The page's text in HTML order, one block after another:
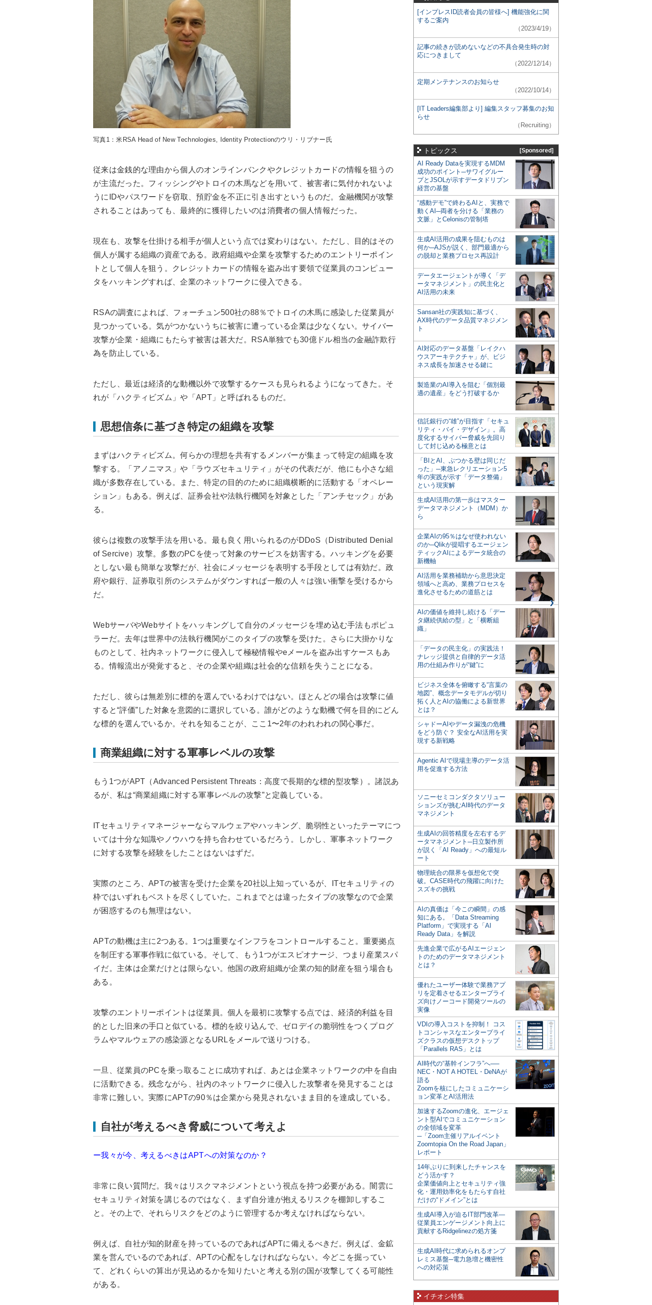
写真1：米RSA Head of New Technologies, Identity Protectionのウリ・リブナー氏
従来は金銭的な理由から個人のオンラインバンクやクレジットカードの情報を狙うの
が主流だった。フィッシングやトロイの木馬などを用いて、被害者に気付かれないよ
うにIDやパスワードを窃取、預貯金を不正に引き出すというものだ。金融機関が攻撃
されることはあっても、最終的に獲得したいのは消費者の個人情報だった。
現在も、攻撃を仕掛ける相手が個人という点では変わりはない。ただし、目的はその
個人が属する組織の資産である。政府組織や企業を攻撃するためのエントリーポイン
トとして個人を狙う。クレジットカードの情報を盗み出す要領で従業員のコンピュー
タをハッキングすれば、企業のネットワークに侵入できる。
RSAの調査によれば、フォーチュン500社の88％でトロイの木馬に感染した従業員が
見つかっている。気がつかないうちに被害に遭っている企業は少なくない。サイバー
攻撃が企業・組織にもたらす被害は甚大だ。RSA単独でも30億ドル相当の金融詐欺行
為を防止している。
ただし、最近は経済的な動機以外で攻撃するケースも見られるようになってきた。そ
れが「ハクティビズム」や「APT」と呼ばれるものだ。
思想信条に基づき特定の組織を攻撃
まずはハクティビズム。何らかの理想を共有するメンバーが集まって特定の組織を攻
撃する。「アノニマス」や「ラウズセキュリティ」がその代表だが、他にも小さな組
織が多数存在している。また、特定の目的のために組織横断的に活動する「オペレー
ション」もある。例えば、証券会社や法執行機関を対象とした「アンチセック」があ
る。
彼らは複数の攻撃手法を用いる。最も良く用いられるのがDDoS（Distributed Denial
of Sercive）攻撃。多数のPCを使って対象のサービスを妨害する。ハッキングを必要
としない最も簡単な攻撃だが、社会にメッセージを表明する手段としては有効だ。政
府や銀行、証券取引所のシステムがダウンすれば一般の人々は強い衝撃を受けるから
だ。
WebサーバやWebサイトをハッキングして自分のメッセージを埋め込む手法もポピュ
ラーだ。去年は世界中の法執行機関がこのタイプの攻撃を受けた。さらに大掛かりな
ものとして、社内ネットワークに侵入して極秘情報やeメールを盗み出すケースもあ
る。情報流出が発覚すると、その企業や組織は社会的な信頼を失うことになる。
ただし、彼らは無差別に標的を選んでいるわけではない。ほとんどの場合は攻撃に値
すると“評価”した対象を意図的に選択している。誰がどのような動機で何を目的にどん
な標的を選んでいるか。それを知ることが、ここ1〜2年のわれわれの関心事だ。
商業組織に対する軍事レベルの攻撃
もう1つがAPT（Advanced Persistent Threats：高度で長期的な標的型攻撃）。諸説あ
るが、私は“商業組織に対する軍事レベルの攻撃”と定義している。
ITセキュリティマネージャーならマルウェアやハッキング、脆弱性といったテーマにつ
いては十分な知識やノウハウを持ち合わせているだろう。しかし、軍事ネットワーク
に対する攻撃を経験をしたことはないはずだ。
実際のところ、APTの被害を受けた企業を20社以上知っているが、ITセキュリティの
枠ではいずれもベストを尽くしていた。これまでとは違ったタイプの攻撃なので企業
が困惑するのも無理はない。
APTの動機は主に2つある。1つは重要なインフラをコントロールすること。重要拠点
を制圧する軍事作戦に似ている。そして、もう1つがエスピオナージ、つまり産業スパ
イだ。主体は企業だけとは限らない。他国の政府組織が企業の知的財産を狙う場合も
ある。
攻撃のエントリーポイントは従業員。個人を最初に攻撃する点では、経済的利益を目
的とした旧来の手口と似ている。標的を絞り込んで、ゼロデイの脆弱性をつくプログ
ラムやマルウェアの感染源となるURLをメールで送りつける。
一旦、従業員のPCを乗っ取ることに成功すれば、あとは企業ネットワークの中を自由
に活動できる。残念ながら、社内のネットワークに侵入した攻撃者を発見することは
非常に難しい。実際にAPTの90％は企業から発見されないまま目的を達成している。
自社が考えるべき脅威について考えよ
ー我々が今、考えるべきはAPTへの対策なのか？
非常に良い質問だ。我々はリスクマネジメントという視点を持つ必要がある。闇雲に
セキュリティ対策を講じるのではなく、まず自分達が抱えるリスクを棚卸しするこ
と。その上で、それらリスクをどのように管理するか考えなければならない。
例えば、自社が知的財産を持っているのであればAPTに備えるべきだ。例えば、金鉱
業を営んでいるのであれば、APTの心配をしなければならない。今どこを掘ってい
て、どれくらいの算出が見込めるかを知りたいと考える別の国が攻撃してくる可能性
がある。
[インプレスID読者会員の皆様へ] 機能強化に関
するご案内
（2023/4/19）
記事の続きが読めないなどの不具合発生時の対
応につきまして
（2022/12/14）
定期メンテナンスのお知らせ
（2022/10/14）
[IT Leaders編集部より] 編集スタッフ募集のお知
らせ
（Recruiting）
トピックス [Sponsored]
AI Ready Dataを実現するMDM
成功のポイント─サワイグルー
プとJSOLが示すデータドリブン
経営の基盤
“感動デモ”で終わるAIと、実務で
動くAI─両者を分ける「業務の
文脈」とCelonisの管制塔
生成AI活用の成果を阻むものは
何か─AJSが説く、部門最適から
の脱却と業務プロセス再設計
データエージェントが導く「デ
ータマネジメント」の民主化と
AI活用の未来
Sansan社の実践知に基づく、
AX時代のデータ品質マネジメン
ト
AI対応のデータ基盤「レイクハ
ウスアーキテクチャ」が、ビジ
ネス成長を加速させる鍵に
製造業のAI導入を阻む「個別最
適の遺産」をどう打破するか
信託銀行の“雄”が目指す「セキュ
リティ・バイ・デザイン」。高
度化するサイバー脅威を先回り
して封じ込める極意とは
「BIとAI、ぶつかる壁は同じだ
った」─東急レクリエーション5
年の実践が示す「データ整備」
という現実解
生成AI活用の第一歩はマスター
データマネジメント（MDM）か
ら
企業AIの95％はなぜ使われない
のか─Qlikが提唱するエージェン
ティックAIによるデータ統合の
新機軸
AI活用を業務補助から意思決定
領域へと高め、業務プロセスを
進化させるための道筋とは
AIの価値を維持し続ける「デー
タ継続供給の型」と「横断組
織」
「データの民主化」の実践法！
ナレッジ提供と自律的データ活
用の仕組み作りが“鍵”に
ビジネス全体を俯瞰する“言葉の
地図”、概念データモデルが切り
拓く人とAIの協働による新世界
とは？
シャドーAIやデータ漏洩の危機
をどう防ぐ？ 安全なAI活用を実
現する新戦略
Agentic AIで現場主導のデータ活
用を促進する方法
ソニーセミコンダクタソリュー
ションズが挑むAI時代のデータ
マネジメント
生成AIの回答精度を左右するデ
ータマネジメント─日立製作所
が説く「AI Ready」への最短ル
ート
物理統合の限界を仮想化で突
破。CASE時代の飛躍に向けた
スズキの挑戦
AIの真価は「今この瞬間」の感
知にある。「Data Streaming
Platform」で実現する「AI
Ready Data」を解説
先進企業で広がるAIエージェン
トのためのデータマネジメント
とは？
優れたユーザー体験で業務アプ
リを定着させるエンタープライ
ズ向けノーコード開発ツールの
実像
VDIの導入コストを抑制！ コス
トコンシャスなエンタープライ
ズクラスの仮想デスクトップ
「Parallels RAS」とは
AI時代の“基幹インフラ”へ──
NEC・NOT A HOTEL・DeNAが
語る
Zoomを核にしたコミュニケーシ
ョン変革とAI活用法
加速するZoomの進化、エージェ
ント型AIでコミュニケーション
の全領域を変革
─「Zoom主催リアルイベント
Zoomtopia On the Road Japan」
レポート
14年ぶりに到来したチャンスを
どう活かす？
企業価値向上とセキュリティ強
化・運用効率化をもたらす自社
だけの“ドメイン”とは
生成AI導入が迫るIT部門改革―
従業員エンゲージメント向上に
貢献するRidgelinezの処方箋
生成AI時代に求められるオンプ
レミス基盤─電力急増と機密性
への対応策
イチオシ特集